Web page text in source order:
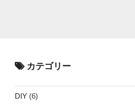
カテゴリー
DIY (6)